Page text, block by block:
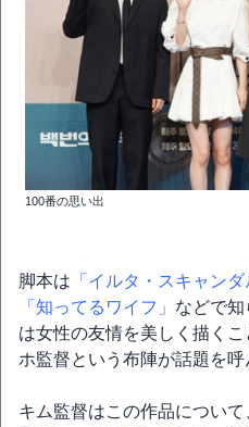
100番の思い出
脚本は 「イルタ・スキャン
「知ってるワイフ」 などで
は女性の友情を美しく描く
ホ監督という布陣が話題を呼
キム監督はこの作品につい